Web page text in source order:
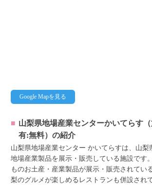
Google Mapを見る
山梨県地場産業センターかいてらす
有:無料）の紹介
山梨県地場産業センター かいてらすは、山梨
地場産業製品を展示・販売している施設です
ものお土産・産業製品が展示・販売されてい
梨のグルメが楽しめるレストランも併設され